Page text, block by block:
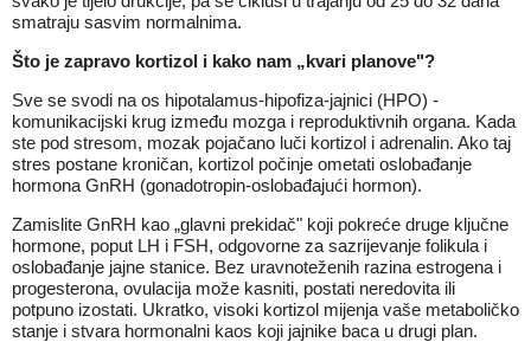
smatraju sasvim normalnima.
Što je zapravo kortizol i kako nam „kvari planove"?
Sve se svodi na os hipotalamus-hipofiza-jajnici (HPO) -
komunikacijski krug između mozga i reproduktivnih organa. Kada
ste pod stresom, mozak pojačano luči kortizol i adrenalin. Ako taj
stres postane kroničan, kortizol počinje ometati oslobađanje
hormona GnRH (gonadotropin-oslobađajući hormon).
Zamislite GnRH kao „glavni prekidač" koji pokreće druge ključne
hormone, poput LH i FSH, odgovorne za sazrijevanje folikula i
oslobađanje jajne stanice. Bez uravnoteženih razina estrogena i
progesterona, ovulacija može kasniti, postati neredovita ili
potpuno izostati. Ukratko, visoki kortizol mijenja vaše metaboličko
stanje i stvara hormonalni kaos koji jajnike baca u drugi plan.